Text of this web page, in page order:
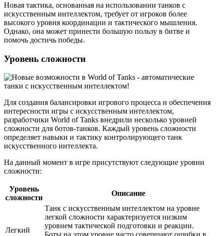
Новая тактика, основанная на использовании танков с
искусственным интеллектом, требует от игроков более
высокого уровня координации и тактического мышления.
Однако, она может принести большую пользу в битве и
помочь достичь победы.
Уровень сложности
Для создания балансировки игрового процесса и обеспечения
интересности игры с искусственным интеллектом,
разработчики World of Tanks внедрили несколько уровней
сложности для ботов-танков. Каждый уровень сложности
определяет навыки и тактику контролирующего танк
искусственного интеллекта.
На данный момент в игре присутствуют следующие уровни
сложности:
Уровень
сложности
Описание
Легкий
Танк с искусственным интеллектом на уровне
легкой сложности характеризуется низким
уровнем тактической подготовки и реакции.